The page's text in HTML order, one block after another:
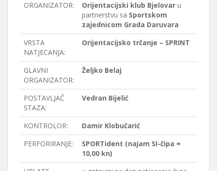
ORGANIZATOR: Orijentacijski klub Bjelovar u
partnerstvu sa Sportskom
zajednicom Grada Daruvara
VRSTA
NATJECANJA:
Orijentacijsko trčanje – SPRINT
GLAVNI
ORGANIZATOR:
Željko Belaj
POSTAVLJAČ
STAZA:
Vedran Bijelić
KONTROLOR:
Damir Klobučarić
PERFORIRANJE:
SPORTident (najam SI-čipa =
10,00 kn)